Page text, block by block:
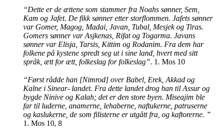
“Dette er de ættene som stammer fra Noahs sønner, Sem,
Kam og Jafet. De fikk sønner etter storflommen. Jafets sønner
var Gomer, Magog, Madai, Javan, Tubal, Mesjek og Tiras.
Gomers sønner var Asjkenas, Rifat og Togarma. Javans
sønner var Elisja, Tarsis, Kittim og Rodanim. Fra dem har
folkene på kystene spredt seg ut i sine land, hvert med sitt
språk, ætt for ætt, folkeslag for folkeslag”. 1. Mos 10
“Først rådde han [Nimrod] over Babel, Erek, Akkad og
Kalne i Sinear- landet. Fra dette landet drog han til Assur og
bygde Ninive og Kalah; det er den store byen. Miseajim ble
far til luderne, anamerne, lehaberne, naftukerne, patruserne
og kaslukerne, de som filisterne er utgått fra, og kaftorerne. ”
1. Mos 10, 8